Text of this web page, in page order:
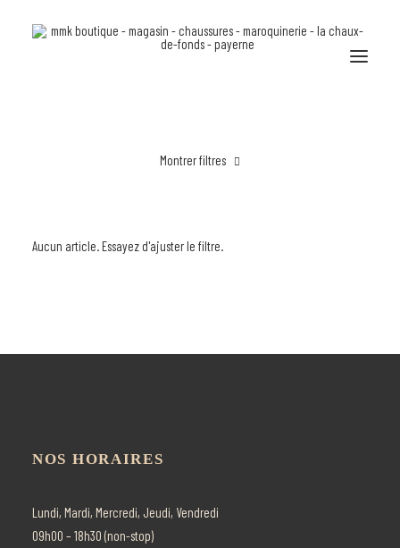
POUR ELLE
Panier
Montrer filtres
Aucun article. Essayez d'ajuster le filtre.
NOS HORAIRES
Lundi, Mardi, Mercredi, Jeudi, Vendredi
09h00 – 18h30 (non-stop)